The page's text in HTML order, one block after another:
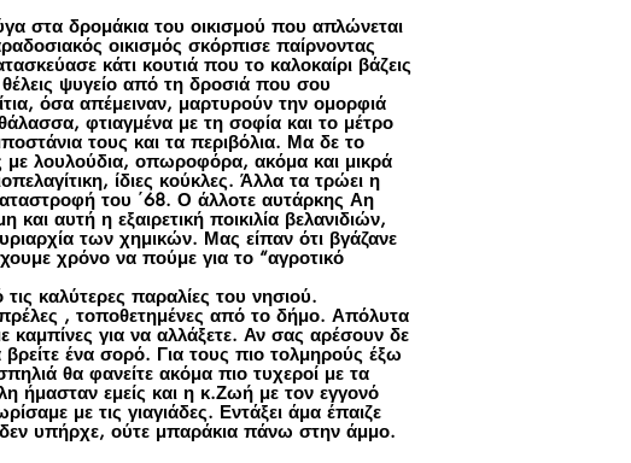
στα δρομάκια του οικισμού που απλώνεται
οικισμός σκόρπισε παίρνοντας
κάτι κουτιά που το καλοκαίρι βάζεις
ψυγείο από τη δροσιά που σου
όσα απέμειναν, μαρτυρούν την ομορφιά
φτιαγμένα με τη σοφία και το μέτρο
τους και τα περιβόλια. Μα δε το
λουλούδια, οπωροφόρα, ακόμα και μικρά
ίδιες κούκλες. Άλλα τα τρώει η
του ΄68. Ο άλλοτε αυτάρκης Αη
αυτή η εξαιρετική ποικιλία βελανιδιών,
των χημικών. Μας είπαν ότι βγάζανε
χρόνο να πούμε για το “αγροτικό
καλύτερες παραλίες του νησιού.
, τοποθετημένες από το δήμο. Απόλυτα
για να αλλάξετε. Αν σας αρέσουν δε
βρείτε ένα σορό. Για τους πιο τολμηρούς έξω
θα φανείτε ακόμα πιο τυχεροί με τα
ήμασταν εμείς και η κ.Ζωή με τον εγγονό
με τις γιαγιάδες. Εντάξει άμα έπαιζε
δεν υπήρχε, ούτε μπαράκια πάνω στην άμμο.